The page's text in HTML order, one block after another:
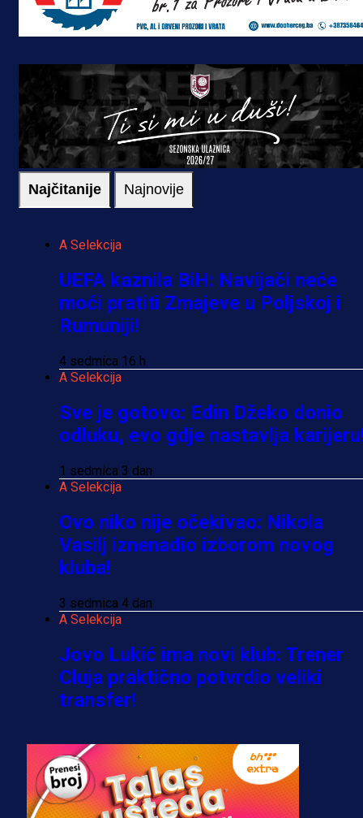
Najčitanije Najnovije
A Selekcija
UEFA kaznila BiH: Navijači neće
moći pratiti Zmajeve u Poljskoj i
Rumuniji!
4 sedmica 16 h
A Selekcija
Sve je gotovo: Edin Džeko donio
odluku, evo gdje nastavlja
1 sedmica 3 dan
A Selekcija
Ovo niko nije očekivao: Nikola
Vasilj iznenadio izborom novog
kluba!
3 sedmica 4 dan
A Selekcija
Jovo Lukić ima novi klub: Trener
Cluja praktično potvrdio veliki
transfer!
A Selekcija
Stigla potvrda od predsjednika
kluba: Jovo Lukić uskoro pravi